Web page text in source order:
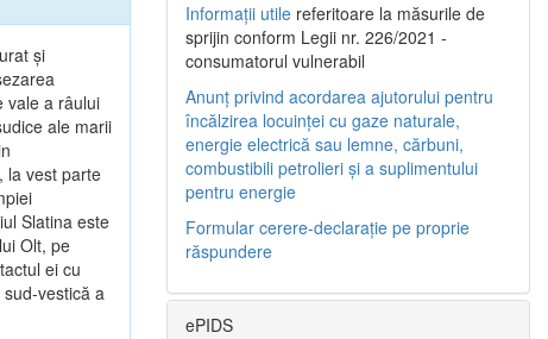
şi
vale a râului
ale marii
la vest parte
Slatina este
Olt, pe
ei cu
vestică a
Informații utile referitoare la măsurile de
sprijin conform Legii nr. 226/2021 -
consumatorul vulnerabil
Anunț privind acordarea ajutorului pentru
încălzirea locuinței cu gaze naturale,
energie electrică sau lemne, cărbuni,
combustibili petrolieri și a suplimentului
pentru energie
Formular cerere-declarație pe proprie
răspundere
ePIDS